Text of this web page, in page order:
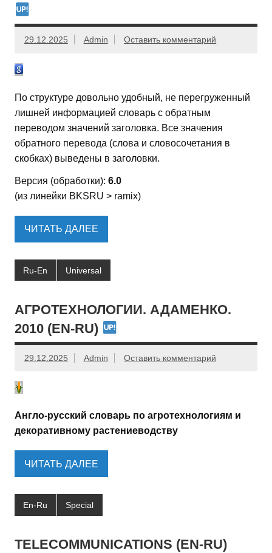
29.12.2025 Admin Оставить комментарий
По структуре довольно удобный, не перегруженный
лишней информацией словарь с обратным
переводом значений заголовка. Все значения
обратного перевода (слова и словосочетания в
скобках) выведены в заголовки.
Версия (обработки): 6.0
(из линейки BKSRU > ramix)
ЧИТАТЬ ДАЛЕЕ
Ru-En Universal
АГРОТЕХНОЛОГИИ. АДАМЕНКО.
2010 (EN-RU)
29.12.2025 Admin Оставить комментарий
Англо-русский словарь по агротехнологиям и
декоративному растениеводству
ЧИТАТЬ ДАЛЕЕ
En-Ru Special
TELECOMMUNICATIONS (EN-RU)